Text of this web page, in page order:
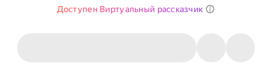
Доступен Виртуальный рассказчик